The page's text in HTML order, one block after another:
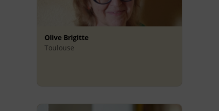
Olive Brigitte
Toulouse